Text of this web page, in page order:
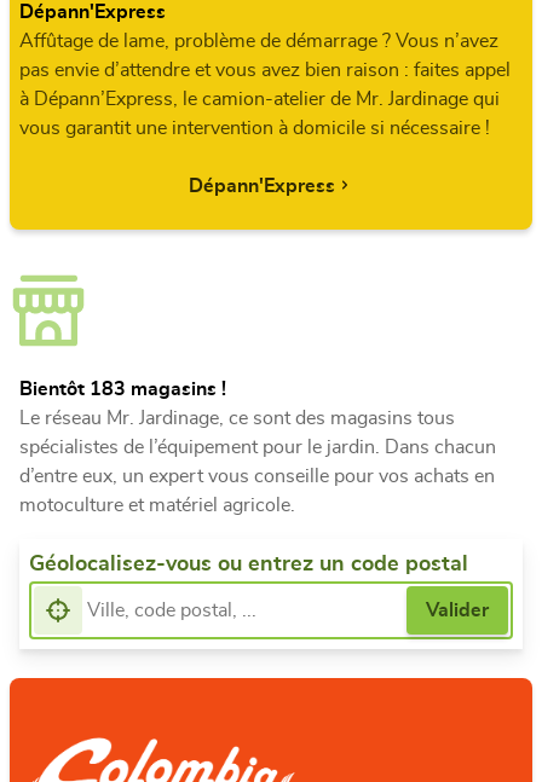
Dépann'Express
Affûtage de lame, problème de démarrage ? Vous n’avez
pas envie d’attendre et vous avez bien raison : faites appel
à Dépann’Express, le camion-atelier de Mr. Jardinage qui
vous garantit une intervention à domicile si nécessaire !
Dépann'Express
Bientôt 183 magasins !
Le réseau Mr. Jardinage, ce sont des magasins tous
spécialistes de l’équipement pour le jardin. Dans chacun
d’entre eux, un expert vous conseille pour vos achats en
motoculture et matériel agricole.
Géolocalisez-vous ou entrez un code postal